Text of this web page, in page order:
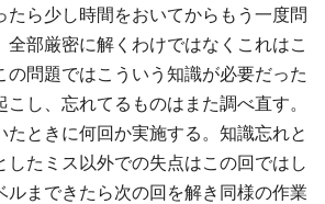
たら少し時間をおいてからもう一度問
全部厳密に解くわけではなくこれはこ
の問題ではこういう知識が必要だった
し、忘れてるものはまた調べ直す。
たときに何回か実施する。知識忘れと
したミス以外での失点はこの回ではし
ルまできたら次の回を解き同様の作業